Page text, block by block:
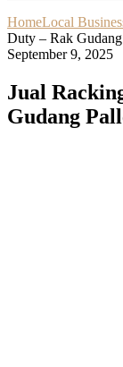
HomeLocal
Duty – Rak
September 9, 2025
Jual
Gudang